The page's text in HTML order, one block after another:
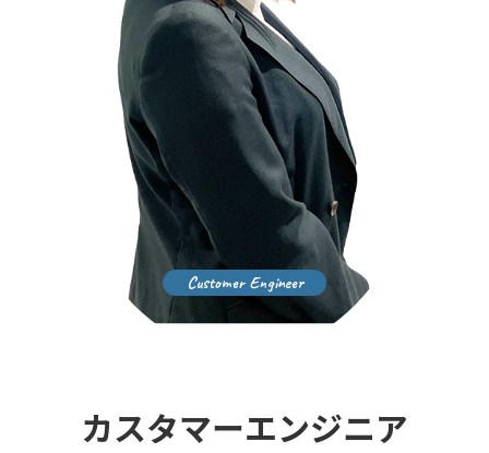
カスタマーエンジニア